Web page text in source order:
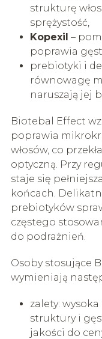
strukturę
sprężystość,
Kopexil –
poprawia
prebiotyki i
równowagę
naruszają jej
Biotebal Effect
poprawia
włosów, co
optyczną. Przy
staje się
końcach.
prebiotyków
częstego
do podrażnień.
Osoby stosujące
wymieniają
zalety:
struktury i
jakości do